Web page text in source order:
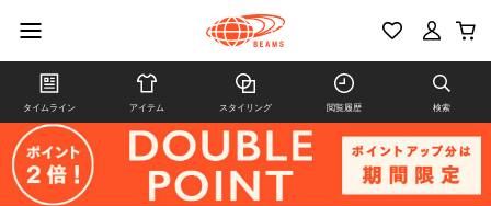
タイムライン アイテム スタイリング 閲覧履歴 検索